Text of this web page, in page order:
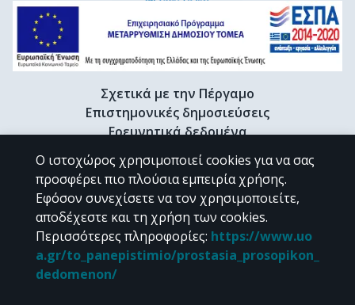
Σχετικά με την Πέργαμο
Επιστημονικές δημοσιεύσεις
Ερευνητικά δεδομένα
Διδακτορικές διατριβές & Γκρίζα βιβλιογραφία
Προφίλ Ερευνητή
CC BY-NC 4.0
Εκτός αν αναφέρεται διαφορετικά, το υλικό της "Περγάμου" διατίθεται
Ο ιστοχώρος χρησιμοποιεί cookies για να σας
προσφέρει πιο πλούσια εμπειρία χρήσης.
Εφόσον συνεχίσετε να τον χρησιμοποιείτε,
αποδέχεστε και τη χρήση των cookies.
Περισσότερες πληροφορίες: https://www.uo
a.gr/to_panepistimio/prostasia_prosopikon_
dedomenon/